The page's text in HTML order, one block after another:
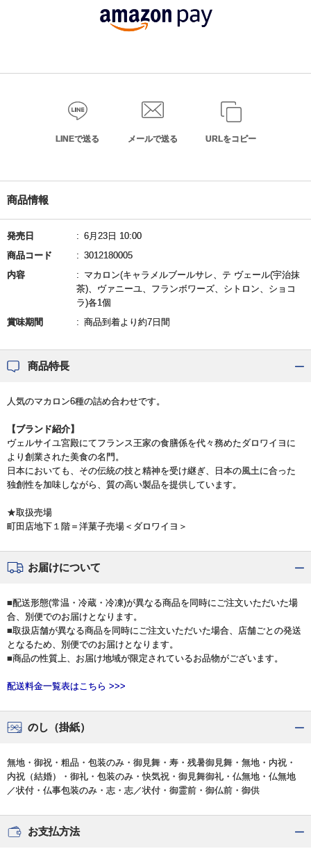
LINEで送る メールで送る URLをコピー
商品情報
発売日
6月23日 10:00
商品コード
3012180005
内容
マカロン(キャラメルブールサレ、テ ヴェール(宇治抹
茶)、ヴァニーユ、フランボワーズ、シトロン、ショコ
ラ)各1個
賞味期間
商品到着より約7日間
商品特長
人気のマカロン6種の詰め合わせです。
【ブランド紹介】
ヴェルサイユ宮殿にてフランス王家の食膳係を代々務めたダロワイヨに
より創業された美食の名門。
日本においても、その伝統の技と精神を受け継ぎ、日本の風土に合った
独創性を加味しながら、質の高い製品を提供しています。
★取扱売場
町田店地下１階＝洋菓子売場＜ダロワイヨ＞
お届けについて
■配送形態(常温・冷蔵・冷凍)が異なる商品を同時にご注文いただいた場
合、別便でのお届けとなります。
■取扱店舗が異なる商品を同時にご注文いただいた場合、店舗ごとの発送
となるため、別便でのお届けとなります。
■商品の性質上、お届け地域が限定されているお品物がございます。
配送料金一覧表はこちら >>>
のし（掛紙）
無地・御祝・粗品・包装のみ・御見舞・寿・残暑御見舞・無地・内祝・
内祝（結婚）・御礼・包装のみ・快気祝・御見舞御礼・仏無地・仏無地
／状付・仏事包装のみ・志・志／状付・御霊前・御仏前・御供
お支払方法